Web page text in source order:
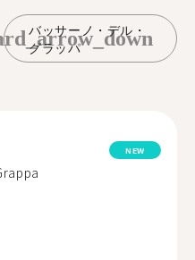
バッサーノ・デル・
グラッパ
NEW